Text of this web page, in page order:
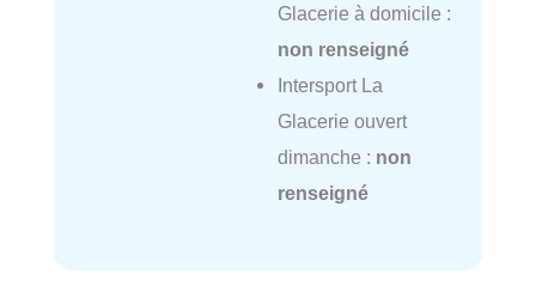
Glacerie à domicile :
non renseigné
Intersport La
Glacerie ouvert
dimanche : non
renseigné